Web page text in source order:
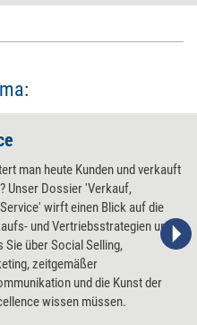
müssen die
man heute Kunden und verkauft
Unser Dossier 'Verkauf,
wirft einen Blick auf die
und Vertriebsstrategien und
Sie über Social Selling,
zeitgemäßer
und die Kunst der
wissen müssen.